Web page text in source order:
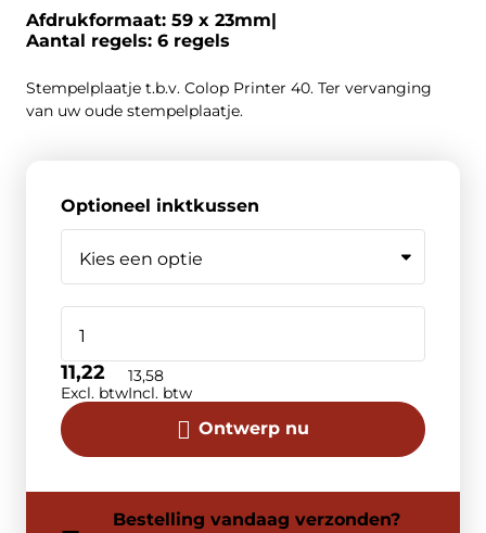
Afdrukformaat: 59 x 23mm
Aantal regels: 6 regels
Stempelplaatje t.b.v. Colop Printer 40. Ter vervanging
van uw oude stempelplaatje.
Optioneel inktkussen
Ontwerp nu
11,22
Excl. btw
13,58
Incl. btw
Bestelling vandaag verzonden?